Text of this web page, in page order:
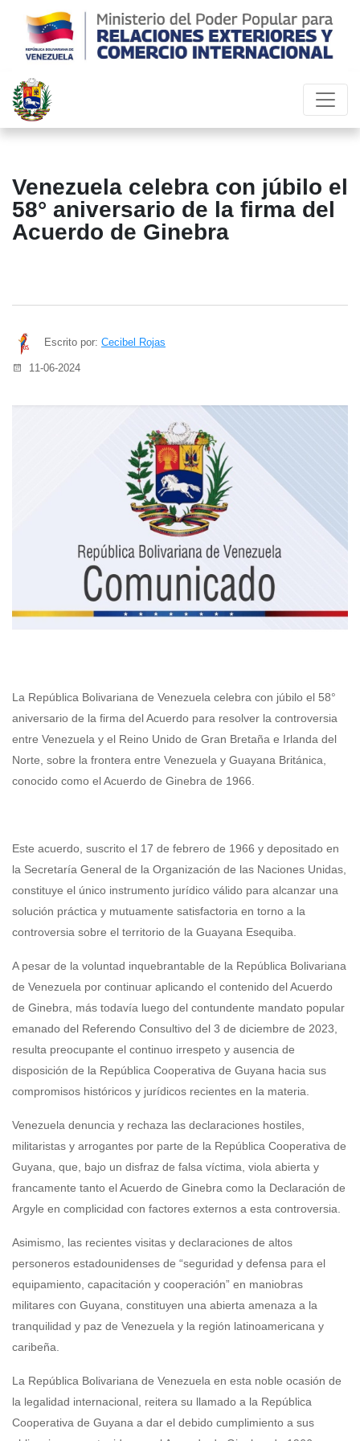
Venezuela celebra con júbilo el
58° aniversario de la firma del
Acuerdo de Ginebra
Escrito por: Cecibel Rojas
11-06-2024
La República Bolivariana de Venezuela celebra con júbilo el 58°
aniversario de la firma del Acuerdo para resolver la controversia
entre Venezuela y el Reino Unido de Gran Bretaña e Irlanda del
Norte, sobre la frontera entre Venezuela y Guayana Británica,
conocido como el Acuerdo de Ginebra de 1966.
Este acuerdo, suscrito el 17 de febrero de 1966 y depositado en
la Secretaría General de la Organización de las Naciones Unidas,
constituye el único instrumento jurídico válido para alcanzar una
solución práctica y mutuamente satisfactoria en torno a la
controversia sobre el territorio de la Guayana Esequiba.
A pesar de la voluntad inquebrantable de la República Bolivariana
de Venezuela por continuar aplicando el contenido del Acuerdo
de Ginebra, más todavía luego del contundente mandato popular
emanado del Referendo Consultivo del 3 de diciembre de 2023,
resulta preocupante el continuo irrespeto y ausencia de
disposición de la República Cooperativa de Guyana hacia sus
compromisos históricos y jurídicos recientes en la materia.
Venezuela denuncia y rechaza las declaraciones hostiles,
militaristas y arrogantes por parte de la República Cooperativa de
Guyana, que, bajo un disfraz de falsa víctima, viola abierta y
francamente tanto el Acuerdo de Ginebra como la Declaración de
Argyle en complicidad con factores externos a esta controversia.
Asimismo, las recientes visitas y declaraciones de altos
personeros estadounidenses de “seguridad y defensa para el
equipamiento, capacitación y cooperación” en maniobras
militares con Guyana, constituyen una abierta amenaza a la
tranquilidad y paz de Venezuela y la región latinoamericana y
caribeña.
La República Bolivariana de Venezuela en esta noble ocasión de
la legalidad internacional, reitera su llamado a la República
Cooperativa de Guyana a dar el debido cumplimiento a sus